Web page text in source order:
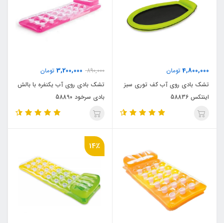
4,800,000تومان
تشک بادی روی آب کف توری سبز
اینتکس 58836
890,000
3,200,000 تومان
تشک بادی روی آب یکنفره با بالش
بادی سرخود 58890
14٪